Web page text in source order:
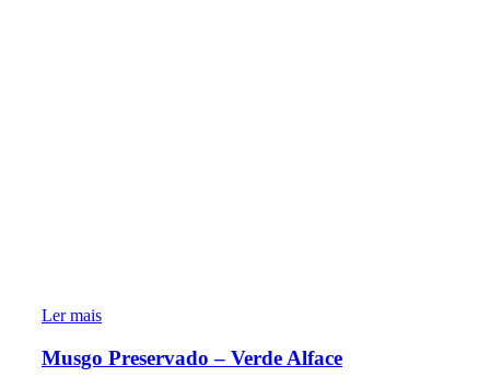
Ler mais
Musgo Preservado – Verde Alface